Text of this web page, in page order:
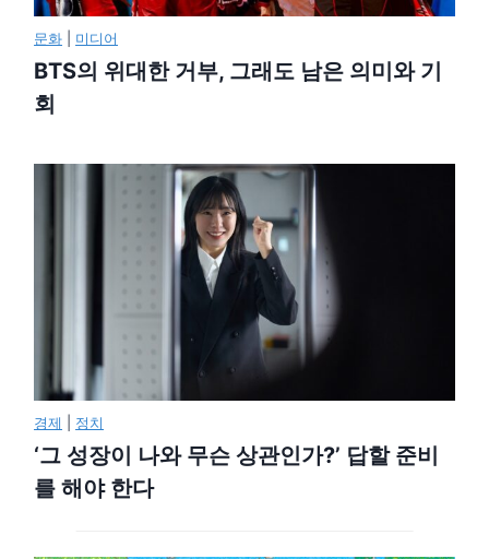
문화 미디어
BTS의 위대한 거부, 그래도 남은 의미와 기
회
경제 정치
‘그 성장이 나와 무슨 상관인가?’ 답할 준비
를 해야 한다